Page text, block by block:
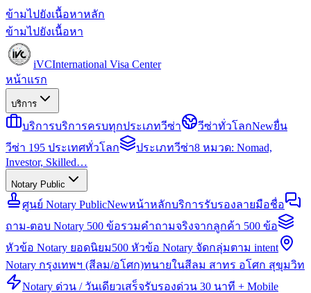
ข้ามไปยังเนื้อหาหลัก
ข้ามไปยังเนื้อหา
iVCInternational Visa Center
หน้าแรก
บริการ
บริการบริการครบทุกประเภทวีซ่า วีซ่าทั่วโลกNewยื่น
วีซ่า 195 ประเทศทั่วโลก
ประเภทวีซ่า8 หมวด: Nomad,
Investor, Skilled…
Notary Public
ศูนย์ Notary PublicNewหน้าหลักบริการรับรองลายมือชื่อ
ถาม-ตอบ Notary 500 ข้อรวมคำถามจริงจากลูกค้า 500 ข้อ
หัวข้อ Notary ยอดนิยม500 หัวข้อ Notary จัดกลุ่มตาม intent
Notary กรุงเทพฯ (สีลม/อโศก)ทนายในสีลม สาทร อโศก สุขุมวิท
Notary ด่วน / วันเดียวเสร็จรับรองด่วน 30 นาที + Mobile